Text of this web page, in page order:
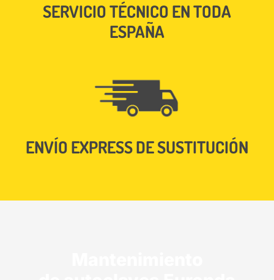
SERVICIO TÉCNICO EN TODA
ESPAÑA
ENVÍO EXPRESS DE SUSTITUCIÓN